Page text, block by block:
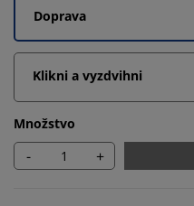
Doprava
Klikni a vyzdvihni
Množstvo
- +